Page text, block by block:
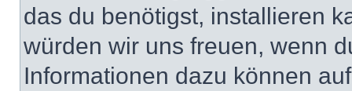
das du benötigst, installieren
würden wir uns freuen, wenn
Informationen dazu können